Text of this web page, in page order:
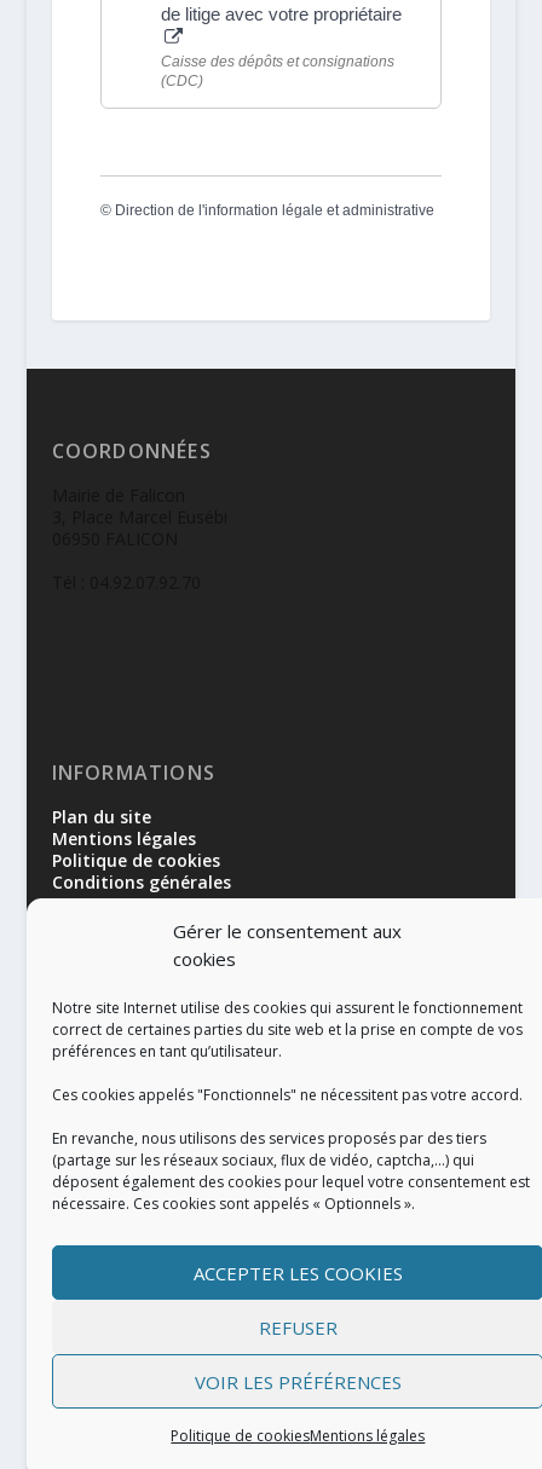
Gérer le consentement aux
cookies
Notre site Internet utilise des cookies qui assurent le fonctionnement
correct de certaines parties du site web et la prise en compte de vos
préférences en tant qu’utilisateur.
Ces cookies appelés "Fonctionnels" ne nécessitent pas votre accord.
En revanche, nous utilisons des services proposés par des tiers
(partage sur les réseaux sociaux, flux de vidéo, captcha,...) qui
déposent également des cookies pour lequel votre consentement est
nécessaire. Ces cookies sont appelés « Optionnels ».
ACCEPTER LES COOKIES
REFUSER
VOIR LES PRÉFÉRENCES
Politique de cookiesMentions légales
de litige avec votre propriétaire
Caisse des dépôts et consignations
(CDC)
© Direction de l'information légale et administrative
COORDONNÉES
INFORMATIONS
Plan du site
Mentions légales
Politique de cookies
Conditions générales